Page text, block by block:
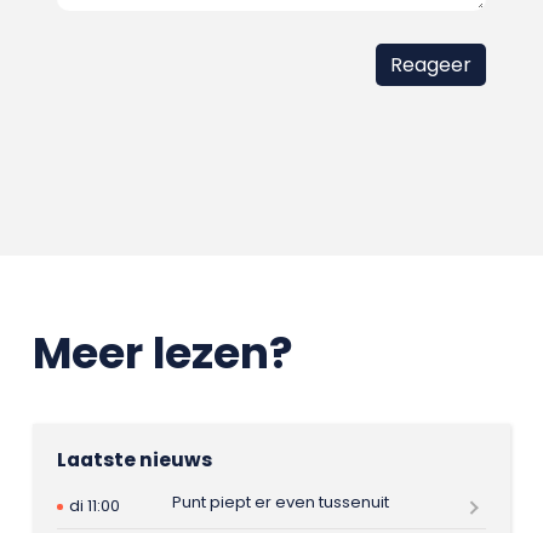
Meer lezen?
Laatste nieuws
di 11:00
Punt piept er even tussenuit